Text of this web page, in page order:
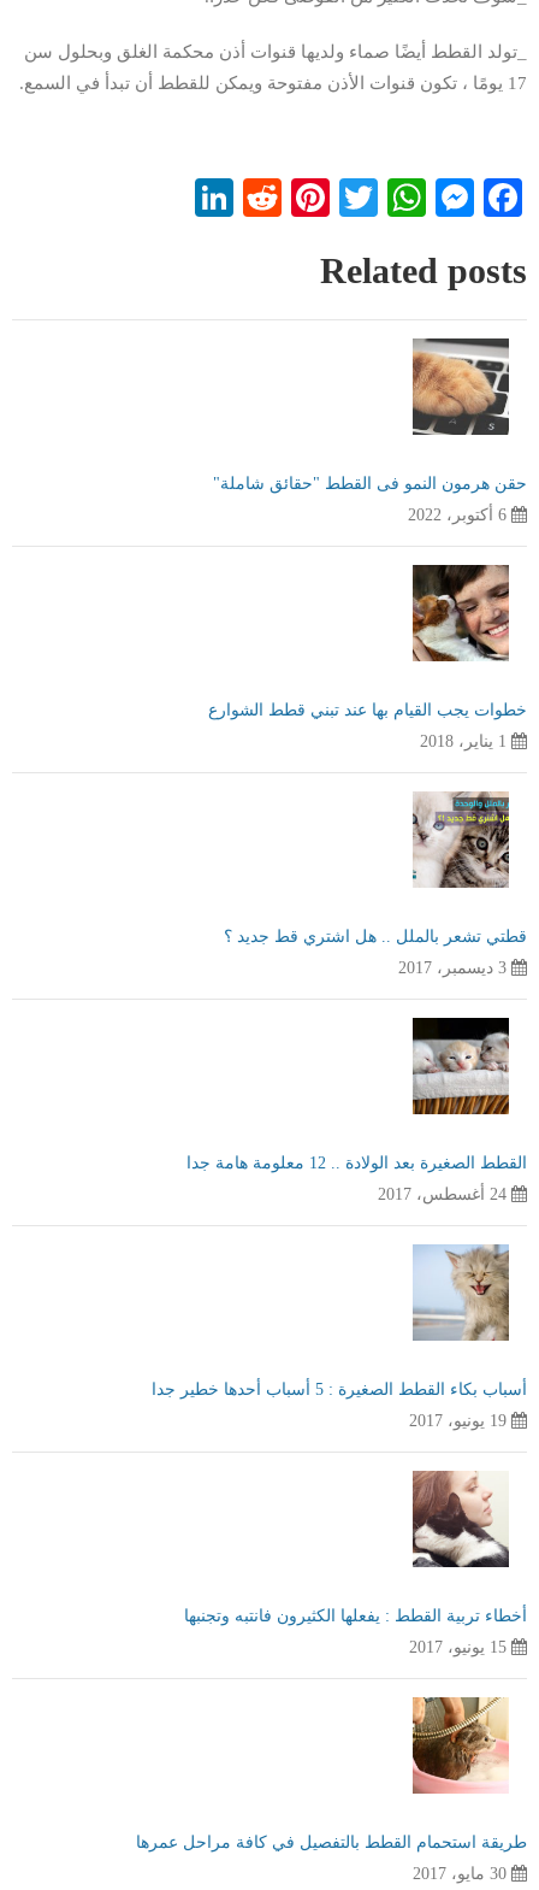
_تولد القطط أيضًا صماء ولديها قنوات أذن محكمة الغلق وبحلول سن
17 يومًا ، تكون قنوات الأذن مفتوحة ويمكن للقطط أن تبدأ في السمع.
Facebook
Messenger
WhatsApp
Twitter
Pinterest
Reddit
Related posts
حقن هرمون النمو فى القطط "حقائق شاملة"
6 أكتوبر، 2022
خطوات يجب القيام بها عند تبني قطط الشوارع
1 يناير، 2018
قطتي تشعر بالملل .. هل اشتري قط جديد ؟
3 ديسمبر، 2017
القطط الصغيرة بعد الولادة .. 12 معلومة هامة جدا
24 أغسطس، 2017
أسباب بكاء القطط الصغيرة : 5 أسباب أحدها خطير جدا
19 يونيو، 2017
أخطاء تربية القطط : يفعلها الكثيرون فانتبه وتجنبها
15 يونيو، 2017
طريقة استحمام القطط بالتفصيل في كافة مراحل عمرها
30 مايو، 2017